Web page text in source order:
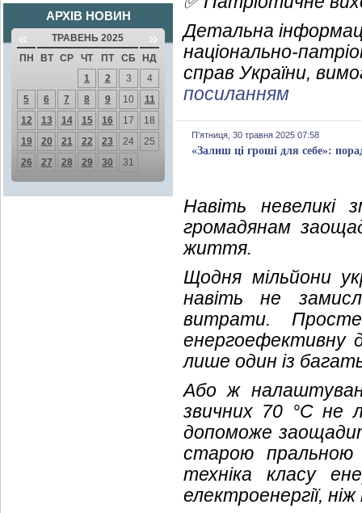
АРХІВ НОВИН
« ТРАВЕНЬ 2025 »
ПН ВТ СР ЧТ ПТ СБ
НД
1
2 3
4
5
6 7 8 9 10
11
12
13 14 15 16 17
18
19
20 21 22 23 24
25
26
27 28 29 30 31
Детальна
національно-
справ України,
посиланням
П'ятниця, 30 травня 2025 07:58
«Залиш ці гроші для себе»:
Навіть невеликі
громадянам
життя.
Щодня мільйони
навіть не
витрати.
енергоефективну
лише один із
Або ж
звичних 70 °C не
допоможе
старою
техніка класу
електроенергії,